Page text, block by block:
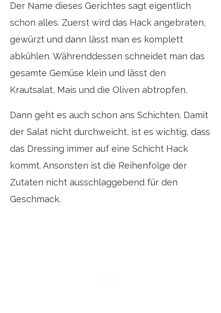
Der Name dieses Gerichtes sagt eigentlich
schon alles. Zuerst wird das Hack angebraten,
gewürzt und dann lässt man es komplett
abkühlen. Währenddessen schneidet man das
gesamte Gemüse klein und lässt den
Krautsalat, Mais und die Oliven abtropfen.
Dann geht es auch schon ans Schichten. Damit
der Salat nicht durchweicht, ist es wichtig, dass
das Dressing immer auf eine Schicht Hack
kommt. Ansonsten ist die Reihenfolge der
Zutaten nicht ausschlaggebend für den
Geschmack.